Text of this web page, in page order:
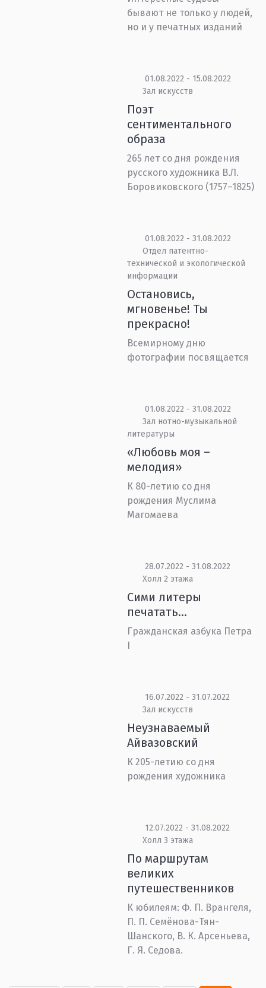
бывают не только у людей,
но и у печатных изданий
01.08.2022 - 15.08.2022
Зал искусств
Поэт
сентиментального
образа
265 лет со дня рождения
русского художника В.Л.
Боровиковского (1757–1825)
01.08.2022 - 31.08.2022
Отдел патентно-
технической и экологической
информации
Остановись,
мгновенье! Ты
прекрасно!
Всемирному дню
фотографии посвящается
01.08.2022 - 31.08.2022
Зал нотно-музыкальной
литературы
«Любовь моя –
мелодия»
К 80-летию со дня
рождения Муслима
Магомаева
28.07.2022 - 31.08.2022
Холл 2 этажа
Сими литеры
печатать…
Гражданская азбука Петра
I
16.07.2022 - 31.07.2022
Зал искусств
Неузнаваемый
Айвазовский
К 205-летию со дня
рождения художника
12.07.2022 - 31.08.2022
Холл 3 этажа
По маршрутам
великих
путешественников
К юбилеям: Ф. П. Врангеля,
П. П. Семёнова-Тян-
Шанского, В. К. Арсеньева,
Г. Я. Седова.